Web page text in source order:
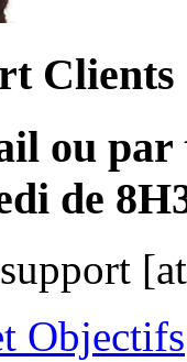
Clients
ou par
de
Objectifs